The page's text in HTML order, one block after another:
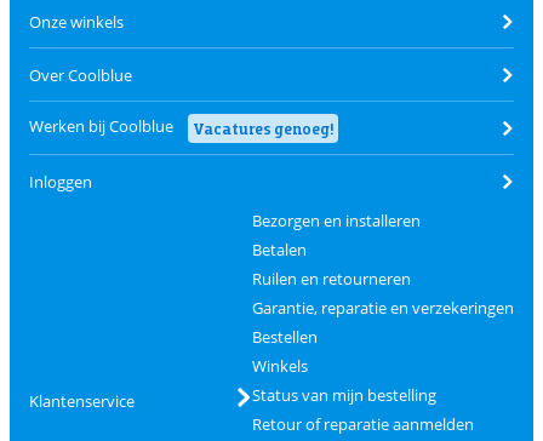
Onze winkels
Over Coolblue
Werken bij Coolblue Vacatures genoeg!
Inloggen
Klantenservice
Bezorgen en installeren
Betalen
Ruilen en retourneren
Garantie, reparatie en verzekeringen
Bestellen
Winkels
Status van mijn bestelling
Retour of reparatie aanmelden